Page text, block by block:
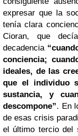
expresar que la
tenía clara
Cioran, que
decadencia
conciencia;
ideales, de las
que el individuo
sustancia, y
descompone”. En
de esas crisis
el último tercio del